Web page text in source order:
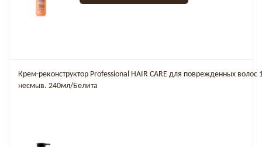
Крем-реконструктор Professional HAIR CARE для поврежденных волос
несмыв. 240мл/Белита